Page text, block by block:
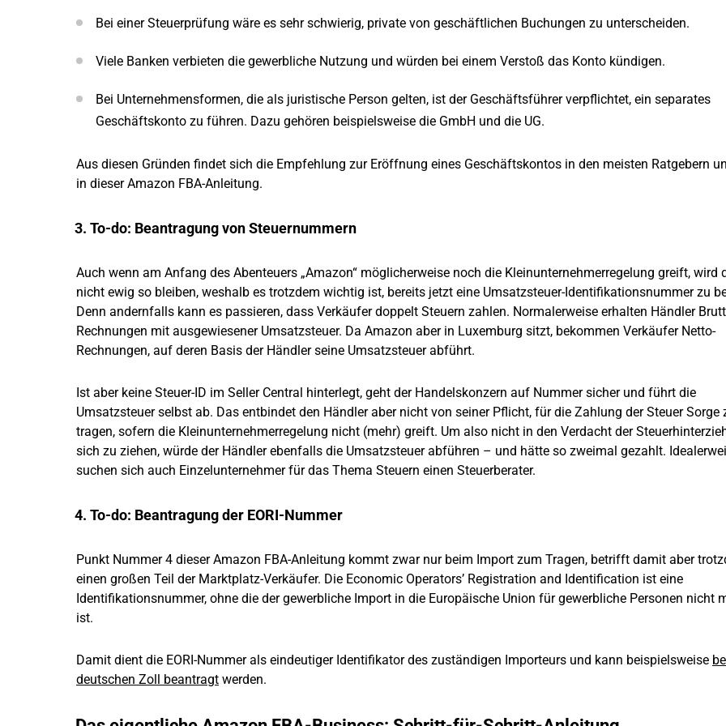
Bei einer Steuerprüfung wäre es sehr schwierig, private von geschäftlichen Buchungen zu unterscheiden.
Viele Banken verbieten die gewerbliche Nutzung und würden bei einem Verstoß das Konto kündigen.
Bei Unternehmensformen, die als juristische Person gelten, ist der Geschäftsführer verpflichtet, ein separates
Geschäftskonto zu führen. Dazu gehören beispielsweise die GmbH und die UG.
Aus diesen Gründen findet sich die Empfehlung zur Eröffnung eines Geschäftskontos in den meisten Ratgebern
in dieser Amazon FBA-Anleitung.
3. To-do: Beantragung von Steuernummern
Auch wenn am Anfang des Abenteuers „Amazon“ möglicherweise noch die Kleinunternehmerregelung greift, wird
nicht ewig so bleiben, weshalb es trotzdem wichtig ist, bereits jetzt eine Umsatzsteuer-Identifikationsnummer zu
Denn andernfalls kann es passieren, dass Verkäufer doppelt Steuern zahlen. Normalerweise erhalten Händler
Rechnungen mit ausgewiesener Umsatzsteuer. Da Amazon aber in Luxemburg sitzt, bekommen Verkäufer Netto-
Rechnungen, auf deren Basis der Händler seine Umsatzsteuer abführt.
Ist aber keine Steuer-ID im Seller Central hinterlegt, geht der Handelskonzern auf Nummer sicher und führt die
Umsatzsteuer selbst ab. Das entbindet den Händler aber nicht von seiner Pflicht, für die Zahlung der Steuer Sorge
tragen, sofern die Kleinunternehmerregelung nicht (mehr) greift. Um also nicht in den Verdacht der
sich zu ziehen, würde der Händler ebenfalls die Umsatzsteuer abführen – und hätte so zweimal gezahlt.
suchen sich auch Einzelunternehmer für das Thema Steuern einen Steuerberater.
4. To-do: Beantragung der EORI-Nummer
Punkt Nummer 4 dieser Amazon FBA-Anleitung kommt zwar nur beim Import zum Tragen, betrifft damit aber
einen großen Teil der Marktplatz-Verkäufer. Die Economic Operators’ Registration and Identification ist eine
Identifikationsnummer, ohne die der gewerbliche Import in die Europäische Union für gewerbliche Personen nicht
ist.
Damit dient die EORI-Nummer als eindeutiger Identifikator des zuständigen Importeurs und kann beispielsweise
deutschen Zoll beantragt werden.